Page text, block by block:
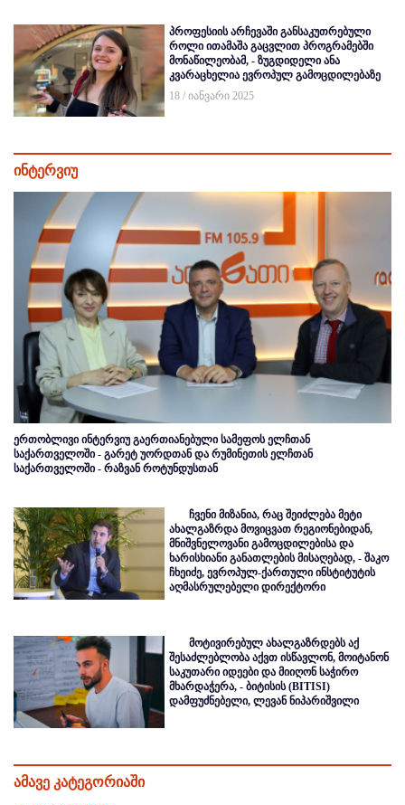
პროფესიის არჩევაში განსაკუთრებული
როლი ითამაშა გაცვლით პროგრამებში
მონაწილეობამ, - ზუგდიდელი ანა
კვარაცხელია ევროპულ გამოცდილებაზე
18 / იანვარი 2025
ინტერვიუ
ერთობლივი ინტერვიუ გაერთიანებული სამეფოს ელჩთან
საქართველოში - გარეტ უორდთან და რუმინეთის ელჩთან
საქართველოში - რაზვან როტუნდუსთან
ჩვენი მიზანია, რაც შეიძლება მეტი
ახალგაზრდა მოვიცვათ რეგიონებიდან,
მნიშვნელოვანი გამოცდილებისა და
ხარისხიანი განათლების მისაღებად, - შაკო
ჩხეიძე, ევროპულ-ქართული ინსტიტუტის
აღმასრულებელი დირექტორი
მოტივირებულ ახალგაზრდებს აქ
შესაძლებლობა აქვთ ისწავლონ, მოიტანონ
საკუთარი იდეები და მიიღონ საჭირო
მხარდაჭერა, - ბიტისის (BITISI)
დამფუძნებელი, ლევან ნიპარიშვილი
ამავე კატეგორიაში